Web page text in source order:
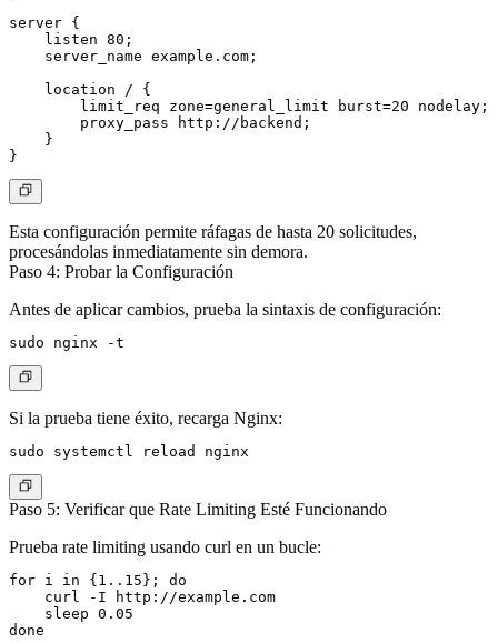
server {
    listen 80;
    server_name example.com;
    location / {
        limit_req zone=general_limit burst=20 nodelay;
        proxy_pass http://backend;
    }
Esta configuración permite ráfagas de hasta 20 solicitudes,
procesándolas inmediatamente sin demora.
Paso 4: Probar la Configuración
Antes de aplicar cambios, prueba la sintaxis de configuración:
Si la prueba tiene éxito, recarga Nginx:
Paso 5: Verificar que Rate Limiting Esté Funcionando
Prueba rate limiting usando curl en un bucle:
for i in {1..15}; do
    curl -I http://example.com
    sleep 0.05